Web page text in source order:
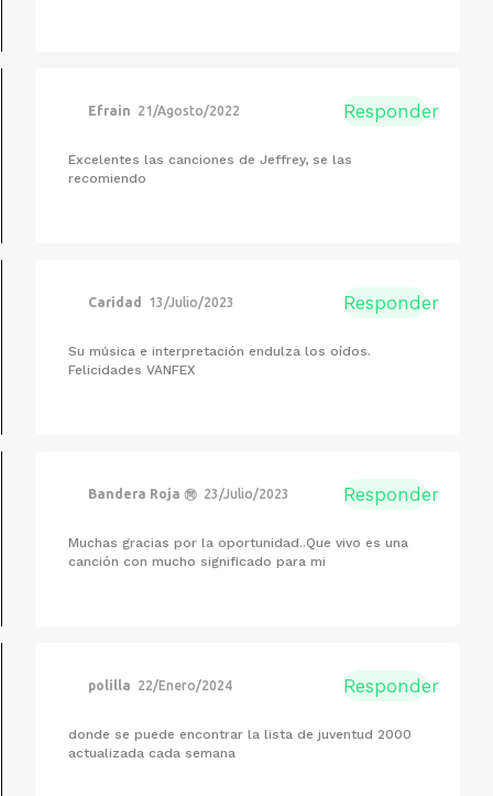
Efrain 21/Agosto/2022 Responder
Excelentes las canciones de Jeffrey, se las
recomiendo
Caridad 13/Julio/2023 Responder
Su música e interpretación endulza los oídos.
Felicidades VANFEX
Bandera Roja ㉄ 23/Julio/2023 Responder
Muchas gracias por la oportunidad..Que vivo es una
canción con mucho significado para mi
polilla 22/Enero/2024 Responder
donde se puede encontrar la lista de juventud 2000
actualizada cada semana